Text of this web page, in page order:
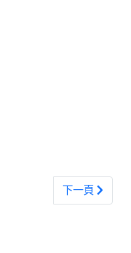
Diaz經典賽樂極生悲後牛
下一篇文章:
下一頁